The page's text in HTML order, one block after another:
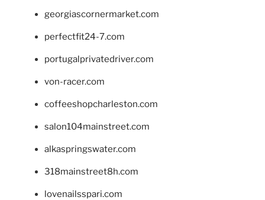
georgiascornermarket.com
perfectfit24-7.com
portugalprivatedriver.com
von-racer.com
coffeeshopcharleston.com
salon104mainstreet.com
alkaspringswater.com
318mainstreet8h.com
lovenailsspari.com